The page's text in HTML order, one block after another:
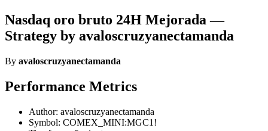
Nasdaq oro bruto 24H Mejorada —
Strategy by avaloscruzyanectamanda
By avaloscruzyanectamanda
Performance Metrics
Author: avaloscruzyanectamanda
Symbol: COMEX_MINI:MGC1!